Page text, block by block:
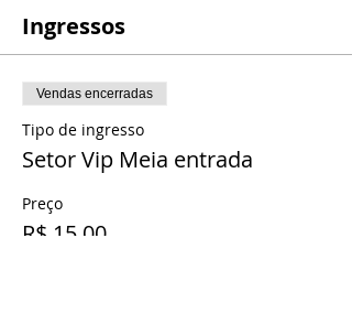
Ingressos
Vendas encerradas
Tipo de ingresso
Setor Vip Meia entrada
Preço
R$ 15,00